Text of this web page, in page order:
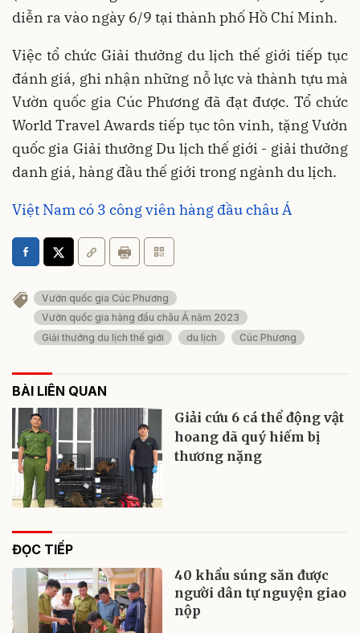
diễn ra vào ngày 6/9 tại thành phố Hồ Chí Minh.
Việc tổ chức Giải thưởng du lịch thế giới tiếp tục
đánh giá, ghi nhận những nỗ lực và thành tựu mà
Vườn quốc gia Cúc Phương đã đạt được. Tổ chức
World Travel Awards tiếp tục tôn vinh, tặng Vườn
quốc gia Giải thưởng Du lịch thế giới - giải thưởng
danh giá, hàng đầu thế giới trong ngành du lịch.
Việt Nam có 3 công viên hàng đầu châu Á
Vườn quốc gia Cúc Phương
Vườn quốc gia hàng đầu châu Á năm 2023
Giải thưởng du lịch thế giới
du lịch Cúc Phương
BÀI LIÊN QUAN
Giải cứu 6 cá thể động vật
hoang dã quý hiếm bị
thương nặng
ĐỌC TIẾP
40 khẩu súng săn được
người dân tự nguyện giao
nộp